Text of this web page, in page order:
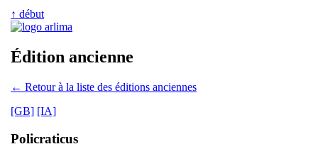
↑ début
Édition ancienne
← Retour à la liste des éditions anciennes
[GB] [IA]
Policraticus